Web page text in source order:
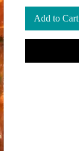
Add to Cart